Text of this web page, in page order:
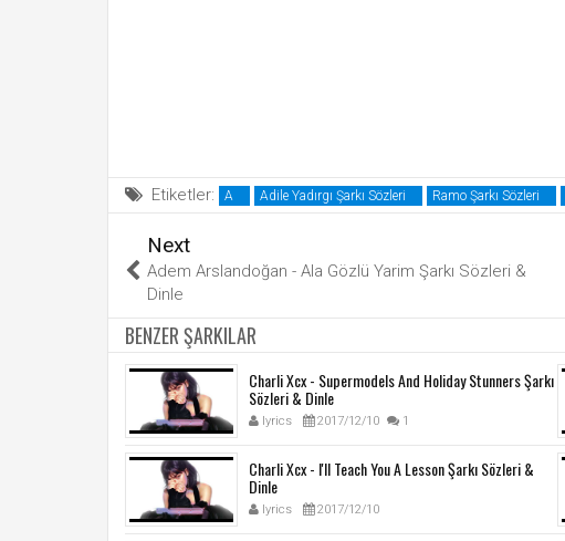
Etiketler: A Adile Yadırgı Şarkı Sözleri Ramo Şarkı Sözleri
Next
Adem Arslandoğan - Ala Gözlü Yarim Şarkı Sözleri &
Dinle
BENZER ŞARKILAR
Charli Xcx - Supermodels And Holiday Stunners Şarkı
Sözleri & Dinle
lyrics 2017/12/10 1
Charli Xcx - I'll Teach You A Lesson Şarkı Sözleri &
Dinle
lyrics 2017/12/10